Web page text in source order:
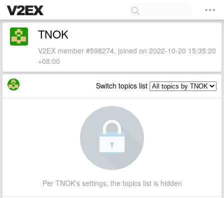
TNOK
V2EX member #598274, joined on 2022-10-20 15:35:20
+08:00
Switch topics list
Per TNOK's settings, the topics list is hidden